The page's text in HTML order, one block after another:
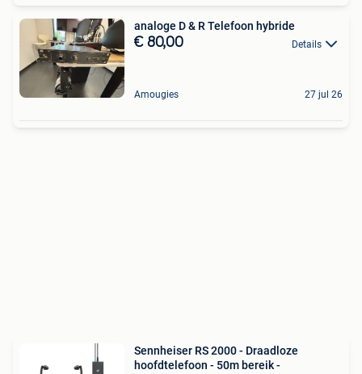
analoge D & R Telefoon hybride
€ 80,00 Details
Amougies 27 jul 26
Sennheiser RS 2000 - Draadloze
hoofdtelefoon - 50m bereik -